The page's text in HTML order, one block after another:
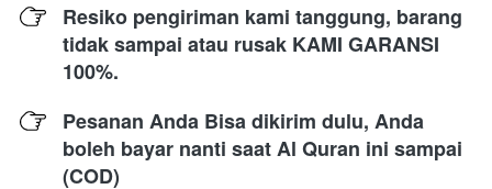
Resiko pengiriman kami tanggung, barang
tidak sampai atau rusak KAMI GARANSI
100%.
Pesanan Anda Bisa dikirim dulu, Anda
boleh bayar nanti saat Al Quran ini sampai
(COD)